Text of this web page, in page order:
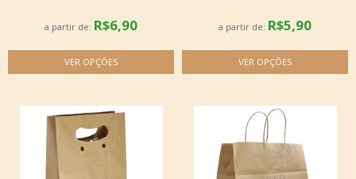
a partir de: R$6,90 a partir de: R$5,90